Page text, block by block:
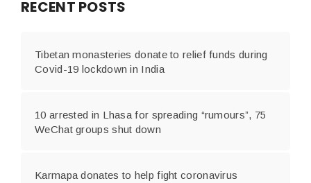
RECENT POSTS
Tibetan monasteries donate to relief funds during
Covid-19 lockdown in India
10 arrested in Lhasa for spreading “rumours”, 75
WeChat groups shut down
Karmapa donates to help fight coronavirus